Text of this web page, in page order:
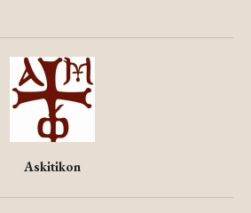
Askitikon